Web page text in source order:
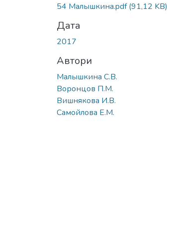
54 Малышкина.pdf(91,12 KB)
Дата
2017
Автори
Малышкина С.В.
Воронцов П.М.
Вишнякова И.В.
Самойлова Е.М.